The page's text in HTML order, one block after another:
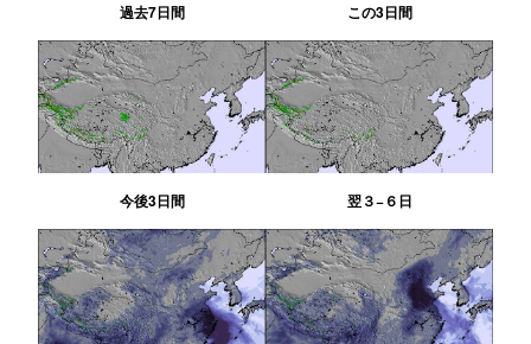
過去7日間 この3日間
今後3日間 翌３−６日